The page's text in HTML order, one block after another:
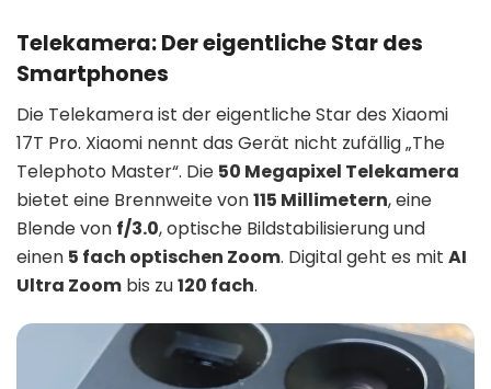
Telekamera: Der eigentliche Star des
Smartphones
Die Telekamera ist der eigentliche Star des Xiaomi
17T Pro. Xiaomi nennt das Gerät nicht zufällig „The
Telephoto Master“. Die 50 Megapixel Telekamera
bietet eine Brennweite von115 Millimetern, eine
Blende von f/3.0, optische Bildstabilisierung und
einen 5 fach optischen Zoom. Digital geht es mit AI
Ultra Zoom bis zu120 fach.